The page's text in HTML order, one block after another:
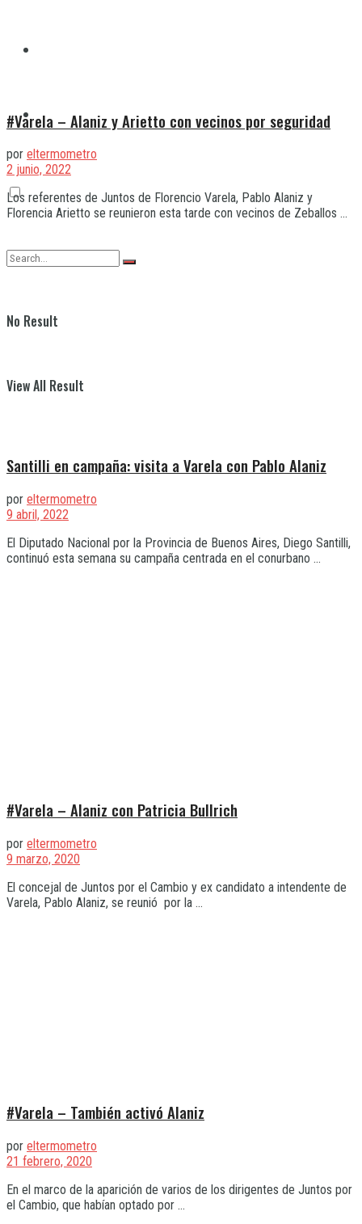
Varela
No Result
View All Result
#Varela – Alaniz y Arietto con vecinos por seguridad
por eltermometro
2 junio, 2022
Los referentes de Juntos de Florencio Varela, Pablo Alaniz y
Florencia Arietto se reunieron esta tarde con vecinos de Zeballos ...
Santilli en campaña: visita a Varela con Pablo Alaniz
por eltermometro
9 abril, 2022
El Diputado Nacional por la Provincia de Buenos Aires, Diego Santilli,
continuó esta semana su campaña centrada en el conurbano ...
#Varela – Alaniz con Patricia Bullrich
por eltermometro
9 marzo, 2020
El concejal de Juntos por el Cambio y ex candidato a intendente de
Varela, Pablo Alaniz, se reunió por la ...
#Varela – También activó Alaniz
por eltermometro
21 febrero, 2020
En el marco de la aparición de varios de los dirigentes de Juntos por
el Cambio, que habían optado por ...